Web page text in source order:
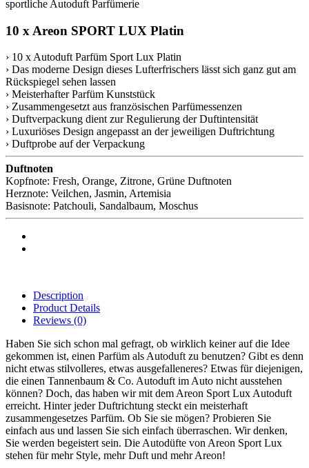
10 x Areon SPORT LUX Platin
› 10 x Autoduft Parfüm Sport Lux Platin
› Das moderne Design dieses Lufterfrischers lässt sich ganz gut am
Rückspiegel sehen lassen
› Meisterhafter Parfüm Kunststück
› Zusammengesetzt aus französischen Parfümessenzen
› Duftverpackung dient zur Regulierung der Duftintensität
› Luxuriöses Design angepasst an der jeweiligen Duftrichtung
› Duftprobe auf der Verpackung
Duftnoten
Kopfnote: Fresh, Orange, Zitrone, Grüne Duftnoten
Herznote: Veilchen, Jasmin, Artemisia
Basisnote: Patchouli, Sandalbaum, Moschus
Description
Product Details
Reviews (0)
Haben Sie sich schon mal gefragt, ob wirklich keiner auf die Idee
gekommen ist, einen Parfüm als Autoduft zu benutzen? Gibt es denn
nicht etwas stilvolleres, etwas ausgefalleneres? Etwas für diejenigen,
die einen Tannenbaum & Co. Autoduft im Auto nicht ausstehen
können? Doch, das haben wir mit dem Areon Sport Lux Autoduft
erreicht. Hinter jeder Duftrichtung steckt ein meisterhaft
zusammengesetzes Parfüm. Ob Sie sie mögen? Probieren Sie
einfach aus und lassen Sie sich einfach überraschen. Wir denken,
Sie werden begeistert sein. Die Autodüfte von Areon Sport Lux
stehen für mehr Style, mehr Duft und mehr Areon!